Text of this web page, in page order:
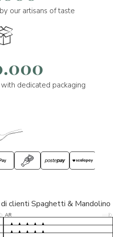
our artisans of taste
dedicated packaging
clienti Spaghetti & Mandolino
AR 5/5
D* 5/5
S* 5/5